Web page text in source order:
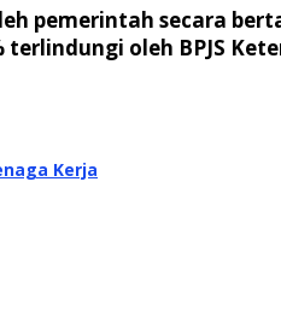
pemerintah secara
terlindungi oleh BPJS
Kerja